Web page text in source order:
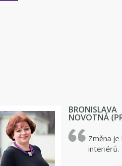
BRONISLAVA
NOVOTNÁ
Změna
interiérů.